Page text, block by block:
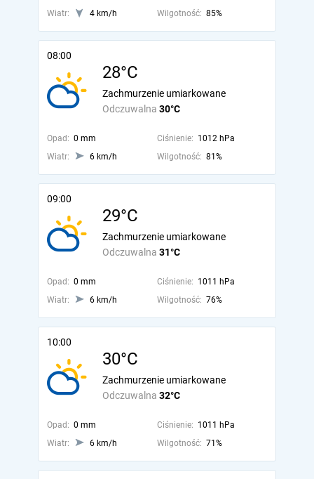
Wiatr: 4 km/h Wilgotność: 85%
08:00
28°C
Odczuwalna 30°C
Zachmurzenie umiarkowane
Opad: 0 mm Ciśnienie: 1012 hPa
Wiatr:
6 km/h Wilgotność: 81%
09:00
29°C
Odczuwalna 31°C
Zachmurzenie umiarkowane
Opad: 0 mm Ciśnienie: 1011 hPa
Wiatr:
6 km/h Wilgotność: 76%
10:00
30°C
Odczuwalna 32°C
Zachmurzenie umiarkowane
Opad: 0 mm Ciśnienie: 1011 hPa
Wiatr:
6 km/h Wilgotność: 71%